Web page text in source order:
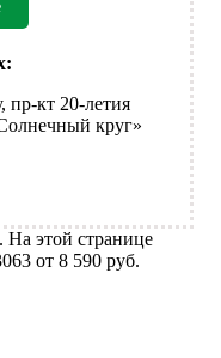
пр-кт 20-летия
круг»
этой странице
от 8 590 руб.